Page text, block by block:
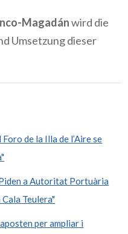
Magadánwird die
Umsetzung dieser
de la Illa de l’Aire se
a Autoritat Portuària
Teulera"
per ampliar i